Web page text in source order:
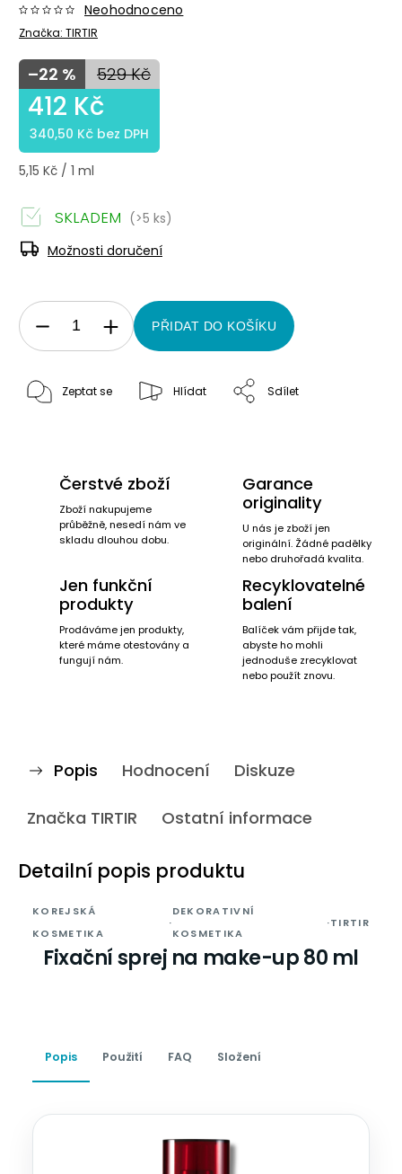
Značka: TIRTIR
Neohodnoceno
529 Kč
–22 %
5,15 Kč / 1 ml
412 Kč
340,50 Kč bez DPH
SKLADEM (>5 ks)
Možnosti doručení
PŘIDAT DO KOŠÍKU
Zeptat se Hlídat Sdílet
Čerstvé zboží
Zboží nakupujeme
průběžně, nesedí nám ve
skladu dlouhou dobu.
Garance
originality
U nás je zboží jen
originální. Žádné padělky
nebo druhořadá kvalita.
Jen funkční
produkty
Prodáváme jen produkty,
které máme otestovány a
fungují nám.
Recyklovatelné
balení
Balíček vám přijde tak,
abyste ho mohli
jednoduše zrecyklovat
nebo použít znovu.
Popis Hodnocení Diskuze
Značka TIRTIR Ostatní informace
Detailní popis produktu
KOREJSKÁ
KOSMETIKA
·
DEKORATIVNÍ
KOSMETIKA
·TIRTIR
Fixační sprej na make-up 80 ml
Popis Použití FAQ Složení